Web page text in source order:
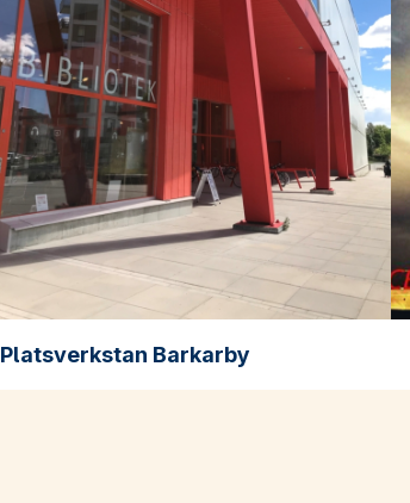
Platsverkstan Barkarby